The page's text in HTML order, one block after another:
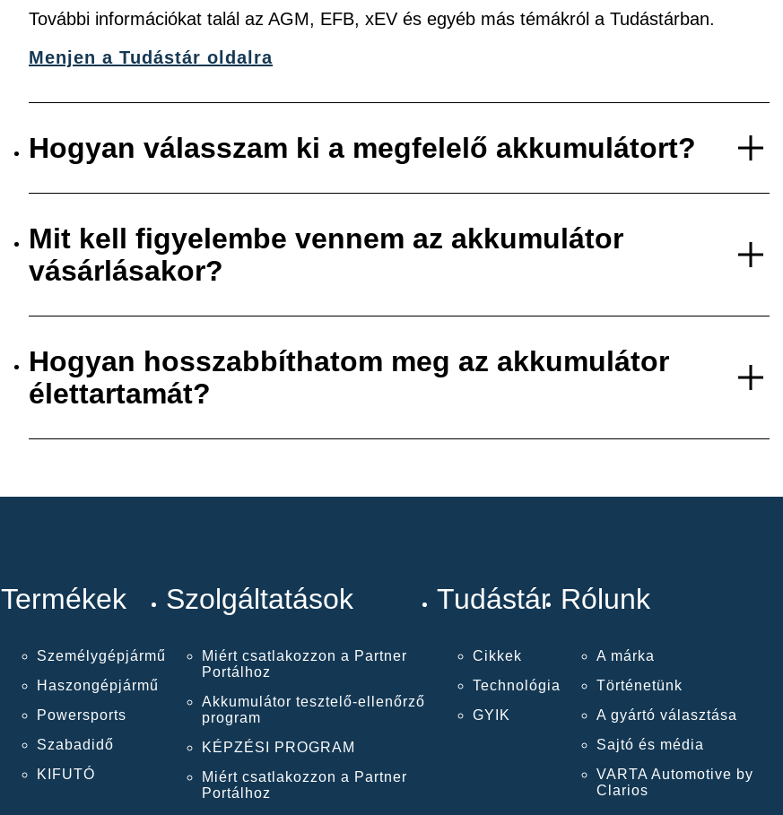
További információkat talál az AGM, EFB, xEV és egyéb más témákról a Tudástárban.
Menjen a Tudástár oldalra
Hogyan válasszam ki a megfelelő akkumulátort?
Mit kell figyelembe vennem az akkumulátor
vásárlásakor?
Hogyan hosszabbíthatom meg az akkumulátor
élettartamát?
Termékek
Személygépjármű
Haszongépjármű
Powersports
Szabadidő
KIFUTÓ
Szolgáltatások
Miért csatlakozzon a Partner
Portálhoz
Akkumulátor tesztelő-ellenőrző
program
KÉPZÉSI PROGRAM
Miért csatlakozzon a Partner
Portálhoz
Tudástár
Cikkek
Technológia
GYIK
Rólunk
A márka
Történetünk
A gyártó választása
Sajtó és média
VARTA Automotive by
Clarios